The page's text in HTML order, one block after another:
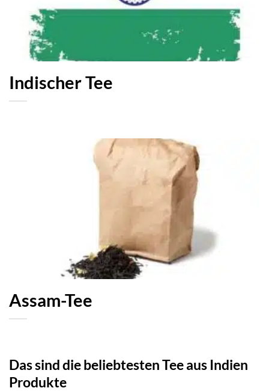
Indischer Tee
Assam-Tee
Das sind die beliebtesten Tee aus Indien
Produkte